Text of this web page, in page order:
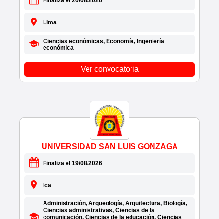
• CORPORACION MABERIC S.A.C.
• CORPORACION RAMGO S.A.C.
• CORPORACION ROY NILS S.A.C.
• CORPORACION RR CONSULTING S.A.C.
• CORPORACIÓN UEZU SAC
• CORPORACION VARUM S.A.C.
• CORPORATION AGUILAS MAX E.I.R.L.
• CORTE DE JUSTICIA DE AREQUIPA
• COSTA TRANSPORT EIRL
• COVISIAN PERÚ S.A.
• COYSUSAC
• CREDISCOTIA
• CRUZ DEL SUR
Lima
Ciencias económicas, Economía, Ingeniería
económica
Ver convocatoria
UNIVERSIDAD SAN LUIS GONZAGA
Finaliza el 19/08/2026
Ica
Administración, Arqueología, Arquitectura, Biología,
Ciencias administrativas, Ciencias de la
comunicación, Ciencias de la educación, Ciencias